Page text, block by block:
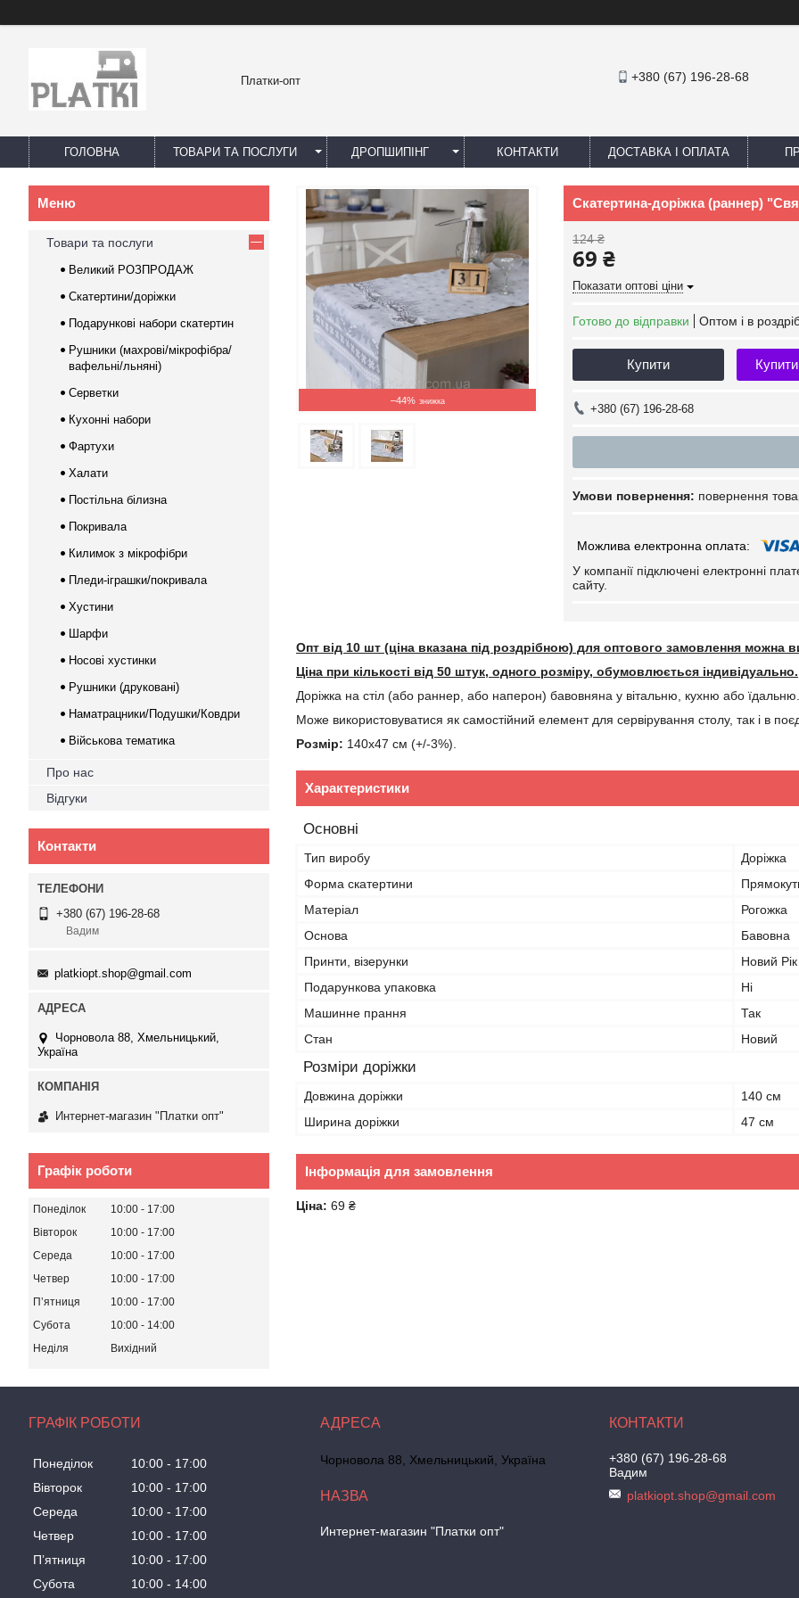
Платки-опт +380 (67) 196-28-68
ГОЛОВНА ТОВАРИ ТА ПОСЛУГИ ДРОПШИПІНГ КОНТАКТИ ДОСТАВКА І ОПЛАТА
–44%
Скатертина-доріжка (раннер)
124 ₴
69 ₴
Показати оптові ціни
Готово до відправки Оптом і в
Купити
+380 (67) 196-28-68
повернення
У компанії підключені електронні
сайту.
Опт від 10 шт (ціна вказана під роздрібною) для оптового замовлення можна
Ціна при кількості від 50 штук, одного розміру, обумовлюється індивідуально.
Доріжка на стіл (або раннер, або наперон) бавовняна у вітальню, кухню або їдальню.
Може використовуватися як самостійний елемент для сервірування столу, так і в
Розмір: 140х47 см (+/-3%).
Характеристики
Основні
Тип виробу
Доріжка
Форма скатертини
Матеріал
Рогожка
Основа
Бавовна
Принти, візерунки
Новий Рік
Подарункова упаковка
Ні
Машинне прання
Так
Стан
Новий
Розміри доріжки
Довжина доріжки
140 см
Ширина доріжки
47 см
Інформація для замовлення
Ціна: 69 ₴
Товари та послуги
Великий РОЗПРОДАЖ
Скатертини/доріжки
Подарункові набори скатертин
Рушники (махрові/мікрофібра/
вафельні/льняні)
Серветки
Кухонні набори
Фартухи
Халати
Постільна білизна
Покривала
Килимок з мікрофібри
Пледи-іграшки/покривала
Хустини
Шарфи
Носові хустинки
Рушники (друковані)
Наматрацники/Подушки/Ковдри
Військова тематика
Про нас
Відгуки
Контакти
+380 (67) 196-28-68
Вадим
platkiopt.shop@gmail.com
Чорновола 88, Хмельницький,
Україна
Интернет-магазин "Платки опт"
Графік роботи
Понеділок 10:00
17:00
Вівторок
10:00
17:00
Середа
10:00
17:00
Четвер
10:00
17:00
Пʼятниця
10:00
17:00
Субота
10:00
14:00
Неділя
Вихідний
ГРАФІК РОБОТИ
Понеділок 10:00
17:00
Вівторок
10:00
17:00
Середа
10:00
17:00
Четвер
10:00
17:00
Пʼятниця
10:00
17:00
Субота
10:00 14:00
Чорновола 88, Хмельницький, Україна
Интернет-магазин "Платки опт"
+380 (67) 196-28-68
Вадим
platkiopt.shop@gmail.com